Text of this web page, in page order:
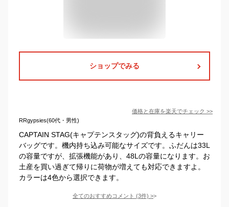
ショップでみる
価格と在庫を楽天でチェック >>
RRgypsies(60代・男性)
CAPTAIN STAG(キャプテンスタッグ)の背負えるキャリー
バッグです。機内持ち込み可能なサイズです。ふだんは33L
の容量ですが、拡張機能があり、48Lの容量になります。お
土産を買い過ぎて帰りに荷物が増えても対応できますよ。
カラーは4色から選択できます。
全てのおすすめコメント (3件) >